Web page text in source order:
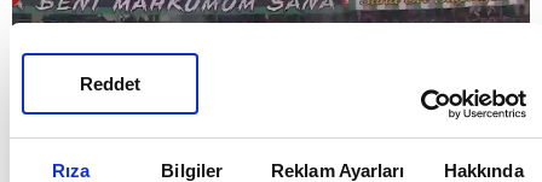
Rıza Bilgiler Reklam Ayarları Hakkında
Reddet